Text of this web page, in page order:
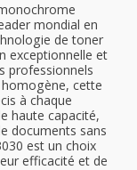
mondial en
de toner
exceptionnelle et
professionnels
cette
à chaque
haute capacité,
documents sans
est un choix
efficacité et de